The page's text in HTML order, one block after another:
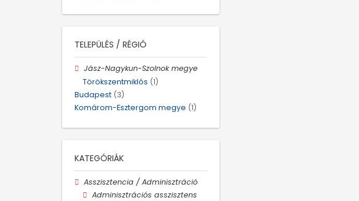
TELEPÜLÉS / RÉGIÓ
Jász-Nagykun-Szolnok megye
Törökszentmiklós (1)
Budapest (3)
Komárom-Esztergom megye (1)
KATEGÓRIÁK
Asszisztencia / Adminisztráció
Adminisztrációs asszisztens